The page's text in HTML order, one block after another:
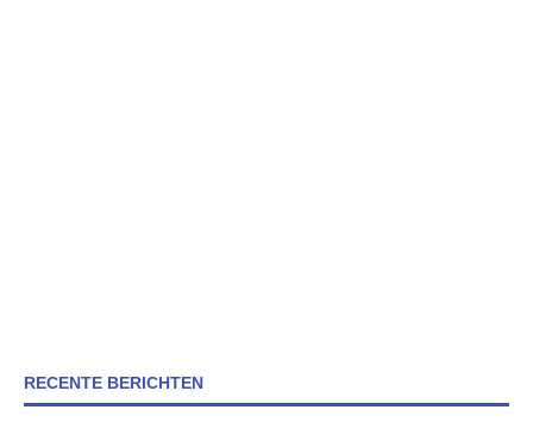
RECENTE BERICHTEN